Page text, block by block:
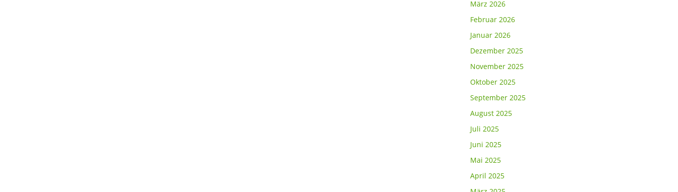
März 2026
Februar 2026
Januar 2026
Dezember 2025
November 2025
Oktober 2025
September 2025
August 2025
Juli 2025
Juni 2025
Mai 2025
April 2025